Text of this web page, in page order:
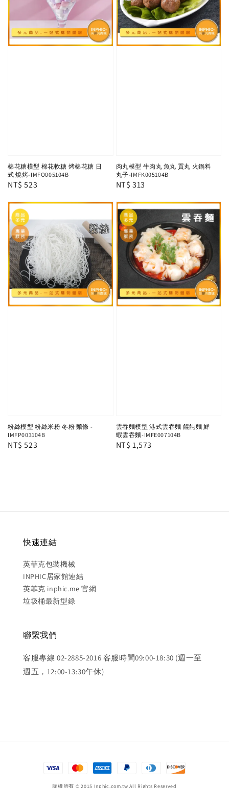
棉花糖模型 棉花軟糖 烤棉花糖 日
式 燒烤-IMFO005104B
Regular
NT$ 523
肉丸模型 牛肉丸 魚丸 貢丸 火鍋料
丸子-IMFK005104B
Regular
NT$ 313
粉絲模型 粉絲米粉 冬粉 麵條 -
IMFP003104B
Regular
NT$ 523
雲吞麵模型 港式雲吞麵 餛飩麵 鮮
蝦雲吞麵-IMFE007104B
Regular
NT$ 1,573
快速連結
英菲克包裝機械
INPHIC居家館連結
英菲克 inphic.me 官網
垃圾桶最新型錄
聯繫我們
客服專線 02-2885-2016 客服時間09:00-18:30 (週一至
週五，12:00-13:30午休)
版權所有 © 2015 Inphic.com.tw All Rights Reserved